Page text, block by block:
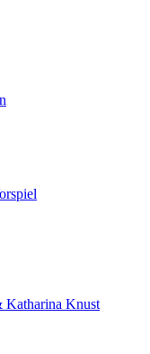
Katharina Knust